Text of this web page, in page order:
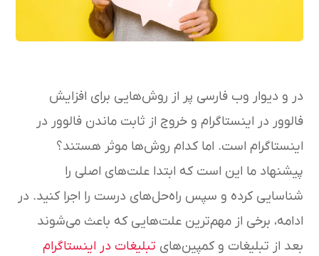
در و دیوار وب فارسی پر از روش‌هایی برای افزایش
فالوور در اینستاگرام و خروج از ثابت ماندن فالوور در
اینستاگرام است. اما کدام روش‌ها موثر هستند؟
پیشنهاد ما این است که ابتدا علت‌های اصلی را
شناسایی کرده و سپس راه‌حل‌های درست را اجرا کنید. در
ادامه، برخی از مهم‌ترین علت‌هایی که باعث می‌شوند
بعد از تبلیغات و کمپین‌های تبلیغات در اینستاگرام